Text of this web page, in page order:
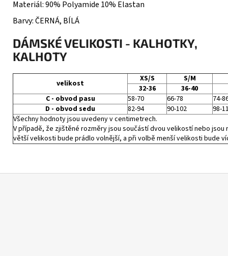
Materiál: 90% Polyamide 10% Elastan
Barvy: ČERNÁ, BÍLÁ
DÁMSKÉ VELIKOSTI - KALHOTKY,
KALHOTY
velikost XS/S
S/M
32-36
36-40
C - obvod pasu
58-70 66-78
74-
D - obvod sedu
82-94 90-102
98-
Všechny hodnoty jsou uvedeny v centimetrech.
V případě, že zjištěné rozměry jsou součástí dvou velikostí nebo
větší velikosti bude prádlo volnější, a při volbě menší velikosti bude